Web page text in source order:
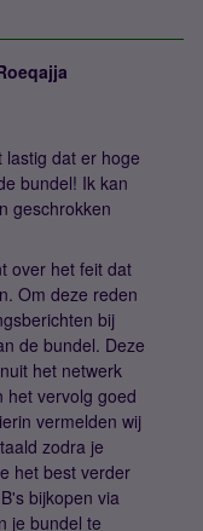
lastig dat er hoge
bundel! Ik kan
geschrokken
over het feit dat
Om deze reden
bij
de bundel. Deze
het netwerk
het vervolg goed
vermelden wij
zodra je
het best verder
bijkopen via
je bundel te